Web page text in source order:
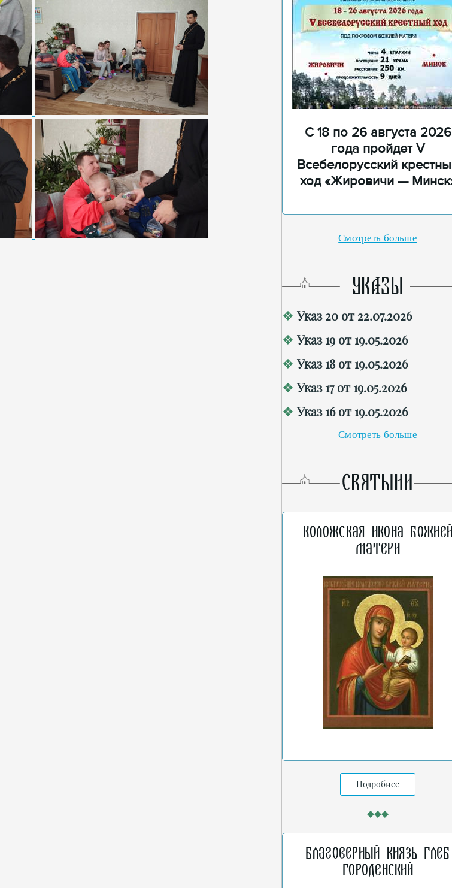
С 18 по 26 августа 2026
года пройдет V
Всебелорусский
ход «Жировичи —
Смотреть больше
УКАЗЫ
Указ 20 от 22.07.2026
Указ 19 от 19.05.2026
Указ 18 от 19.05.2026
Указ 17 от 19.05.2026
Указ 16 от 19.05.2026
Смотреть больше
СВЯТЫНИ
Коложская икона
Матери
Подробнее
Благоверный князь Глеб
Городенский